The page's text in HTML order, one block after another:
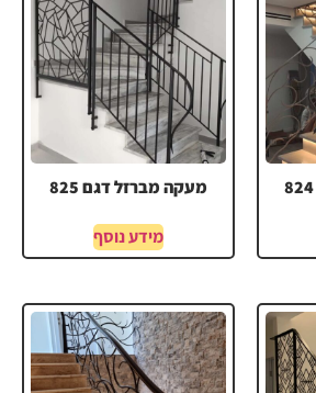
מעקה מברזל דגם 825
מידע נוסף